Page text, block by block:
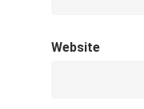
Website